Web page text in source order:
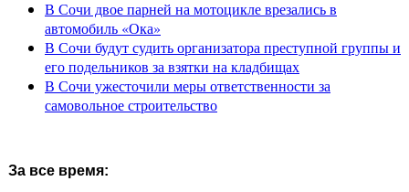
В Сочи двое парней на мотоцикле врезались в
автомобиль «Ока»
В Сочи будут судить организатора преступной группы и
его подельников за взятки на кладбищах
В Сочи ужесточили меры ответственности за
самовольное строительство
За все время: